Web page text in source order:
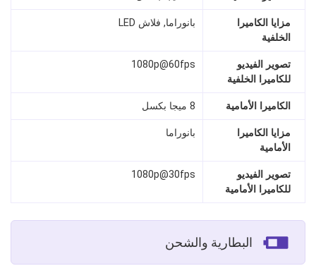
مزايا الكاميرا
الخلفية
بانوراما, فلاش LED
تصوير الفيديو
للكاميرا الخلفية
1080p@60fps
الكاميرا الأمامية 8 ميجا بكسل
مزايا الكاميرا
الأمامية
بانوراما
تصوير الفيديو
للكاميرا الأمامية
1080p@30fps
البطارية والشحن